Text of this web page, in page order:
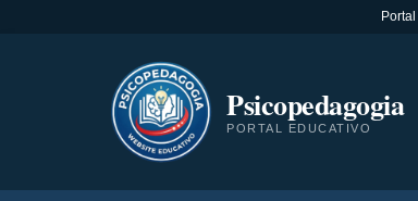
Psicopedagogia
PORTAL EDUCATIVO